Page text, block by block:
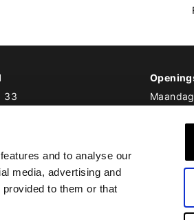
and to analyse our
media, advertising and
to them or that
33
67
Maandag
Zaterdag